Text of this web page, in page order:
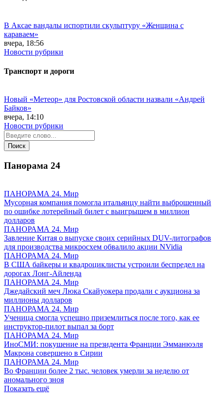
В Аксае вандалы испортили скульптуру «Женщина с
караваем»
вчера, 18:56
Новости рубрики
Транспорт и дороги
Новый «Метеор» для Ростовской области назвали «Андрей
Байков»
вчера, 14:10
Новости рубрики
Панорама 24
ПАНОРАМА 24. Мир
Мусорная компания помогла итальянцу найти выброшенный
по ошибке лотерейный билет с выигрышем в миллион
долларов
ПАНОРАМА 24. Мир
Завление Китая о выпуске своих серийных DUV-литографов
для производства микросхем обвалило акции NVidia
ПАНОРАМА 24. Мир
В США байкеры и квадроциклисты устроили беспредел на
дорогах Лонг-Айленда
ПАНОРАМА 24. Мир
Джедайский меч Люка Скайуокера продали с аукциона за
миллионы долларов
ПАНОРАМА 24. Мир
Ученица смогла успешно приземлиться после того, как ее
инструктор-пилот выпал за борт
ПАНОРАМА 24. Мир
ИноСМИ: покушение на президента Франции Эмманюэля
Макрона совершено в Сирии
ПАНОРАМА 24. Мир
Во Франции более 2 тыс. человек умерли за неделю от
аномального зноя
Показать ещё